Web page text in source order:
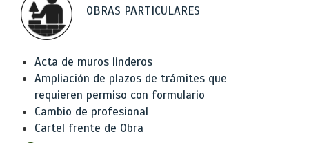
OBRAS PARTICULARES
Acta de muros linderos
Ampliación de plazos de trámites que
requieren permiso con formulario
Cambio de profesional
Cartel frente de Obra